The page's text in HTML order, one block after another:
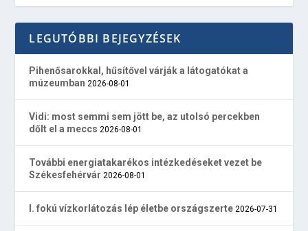
LEGUTÓBBI BEJEGYZÉSEK
Pihenősarokkal, hűsítővel várják a látogatókat a
múzeumban 2026-08-01
Vidi: most semmi sem jött be, az utolsó percekben
dőlt el a meccs 2026-08-01
További energiatakarékos intézkedéseket vezet be
Székesfehérvár 2026-08-01
I. fokú vízkorlátozás lép életbe országszerte 2026-07-31